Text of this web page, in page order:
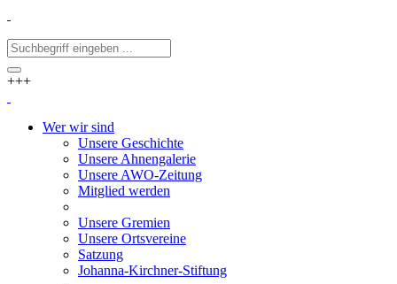
+++
Wer wir sind
Unsere Geschichte
Unsere Ahnengalerie
Unsere AWO-Zeitung
Mitglied werden
Unsere Gremien
Unsere Ortsvereine
Satzung
Johanna-Kirchner-Stiftung